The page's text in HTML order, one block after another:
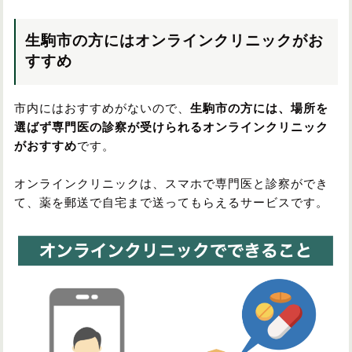
生駒市の方にはオンラインクリニックがお
すすめ
市内にはおすすめがないので、 生駒市の方には、場所を
選ばず専門医の診察が受けられるオンラインクリニック
がおすすめです。
オンラインクリニックは、スマホで専門医と診察ができ
て、薬を郵送で自宅まで送ってもらえるサービスです。